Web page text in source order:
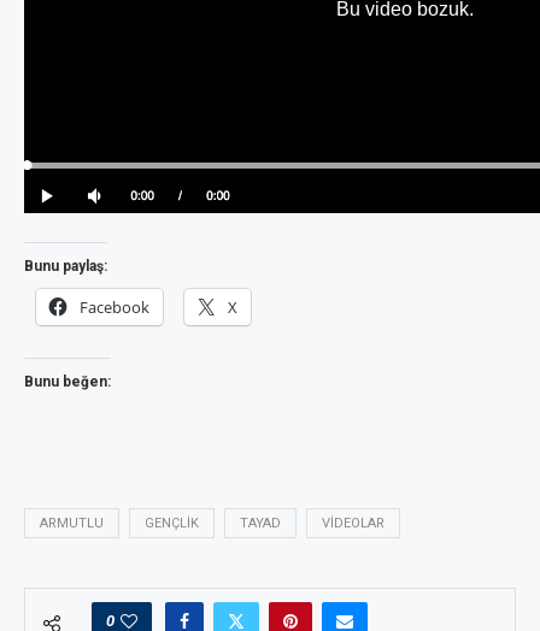
Bunu paylaş:
Facebook X
Bunu beğen:
ARMUTLU GENÇLIK TAYAD VIDEOLAR
0